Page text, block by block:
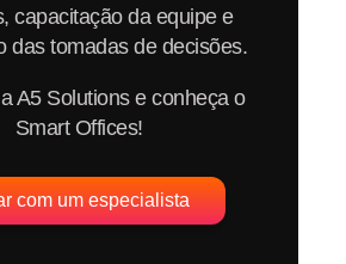
capacitação da equipe e
das tomadas de decisões.
A5 Solutions e conheça o
Smart Offices!
com um especialista